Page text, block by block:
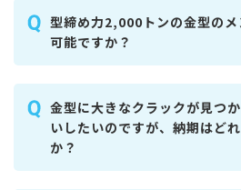
型締め力2,000トンの金型の
可能ですか？
金型に大きなクラックが見つ
いしたいのですが、納期はど
か？